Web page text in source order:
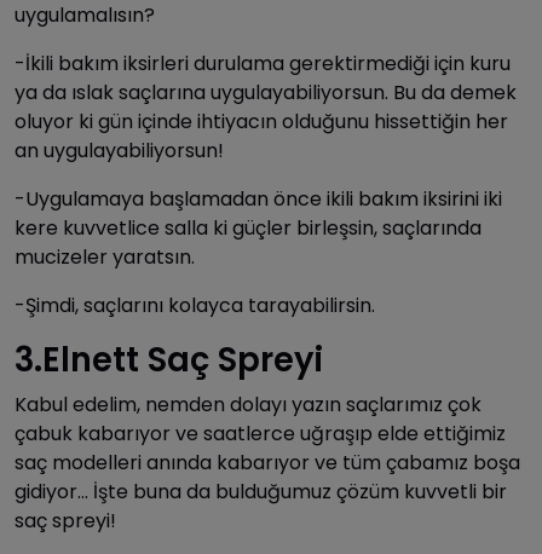
uygulamalısın?
-İkili bakım iksirleri durulama gerektirmediği için kuru
ya da ıslak saçlarına uygulayabiliyorsun. Bu da demek
oluyor ki gün içinde ihtiyacın olduğunu hissettiğin her
an uygulayabiliyorsun!
-Uygulamaya başlamadan önce ikili bakım iksirini iki
kere kuvvetlice salla ki güçler birleşsin, saçlarında
mucizeler yaratsın.
-Şimdi, saçlarını kolayca tarayabilirsin.
3.Elnett Saç Spreyi
Kabul edelim, nemden dolayı yazın saçlarımız çok
çabuk kabarıyor ve saatlerce uğraşıp elde ettiğimiz
saç modelleri anında kabarıyor ve tüm çabamız boşa
gidiyor… İşte buna da bulduğumuz çözüm kuvvetli bir
saç spreyi!